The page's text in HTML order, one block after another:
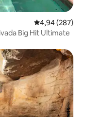
Calificación
4,94 (287)
Big Hit Ultimate